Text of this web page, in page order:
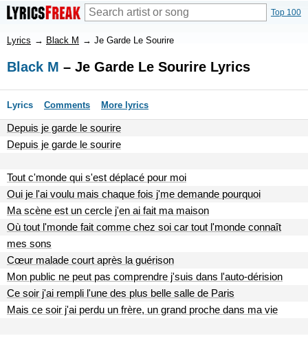
Top 100
Lyrics → Black M → Je Garde Le Sourire
Black M – Je Garde Le Sourire Lyrics
Lyrics Comments More lyrics
Depuis je garde le sourire
Depuis je garde le sourire
Tout c'monde qui s'est déplacé pour moi
Oui je l'ai voulu mais chaque fois j'me demande pourquoi
Ma scène est un cercle j'en ai fait ma maison
Où tout l'monde fait comme chez soi car tout l'monde connaît
mes sons
Cœur malade court après la guérison
Mon public ne peut pas comprendre j'suis dans l'auto-dérision
Ce soir j'ai rempli l'une des plus belle salle de Paris
Mais ce soir j'ai perdu un frère, un grand proche dans ma vie